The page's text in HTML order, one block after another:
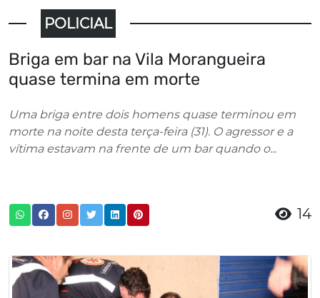
POLICIAL
Briga em bar na Vila Morangueira
quase termina em morte
Uma briga entre dois homens quase terminou em
morte na noite desta terça-feira (31). O agressor e a
vítima estavam na frente de um bar quando o...
14